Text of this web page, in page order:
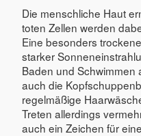
Die menschliche Haut
toten Zellen werden
Eine besonders
starker
Baden und Schwimmen
auch die
regelmäßige
Treten allerdings
auch ein Zeichen für